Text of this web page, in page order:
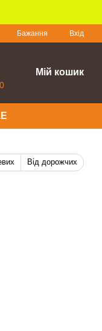
Бажання Вхід
Мій кошик
Від дорожчих